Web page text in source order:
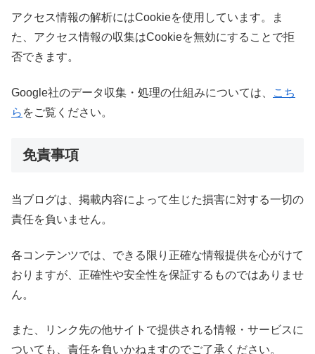
アクセス情報の解析にはCookieを使用しています。ま
た、アクセス情報の収集はCookieを無効にすることで拒
否できます。
Google社のデータ収集・処理の仕組みについては、
こち
ら をご覧ください。
免責事項
当ブログは、掲載内容によって生じた損害に対する一切の
責任を負いません。
各コンテンツでは、できる限り正確な情報提供を心がけて
おりますが、正確性や安全性を保証するものではありませ
ん。
また、リンク先の他サイトで提供される情報・サービスに
ついても、責任を負いかねますのでご了承ください。